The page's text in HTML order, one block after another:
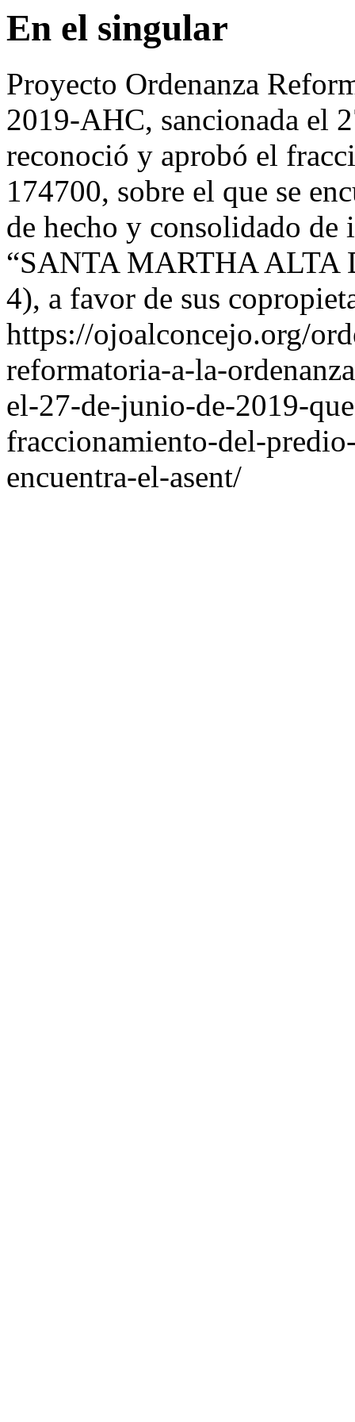
En el singular
Proyecto Ordenanza
2019-AHC, sancionada el
reconoció y aprobó el
174700, sobre el que se
de hecho y consolidado de
“SANTA MARTHA ALTA
4), a favor de sus
https://ojoalconcejo.org/
reformatoria-a-la-
el-27-de-junio-de-2019-
fraccionamiento-del-
encuentra-el-asent/